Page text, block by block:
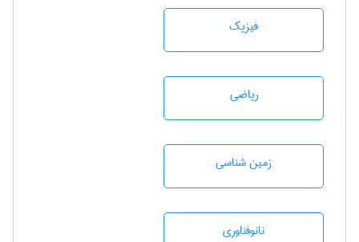
فیزیک
رياضی
زمين شناسی
نانوفناوری